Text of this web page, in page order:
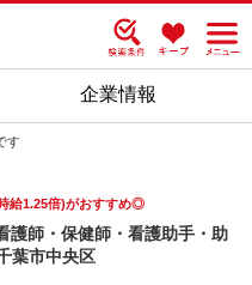
企業情報
す
給1.25倍)がおすすめ◎
師・保健師・看護助手・助
葉市中央区